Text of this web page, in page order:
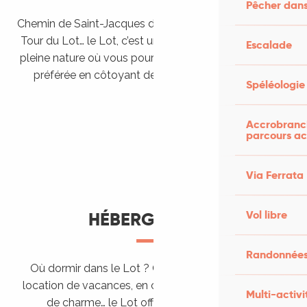
Pêcher
Escalade
Spéléologie
parcours
Via Ferrata
Vol libre
Multi-
Chemin de Saint-Jacques de Compostelle, Véloroutes,
Tour du Lot… le Lot, c’est une véritable destination de
pleine nature où vous pourrez pratiquer votre activité
préférée en côtoyant des paysages grandioses.
HÉBERGEMENTS
Où dormir dans le Lot ? Chez l’habitant, dans une
location de vacances, en camping, ou dans un hôtel
de charme… le Lot offre des hébergements